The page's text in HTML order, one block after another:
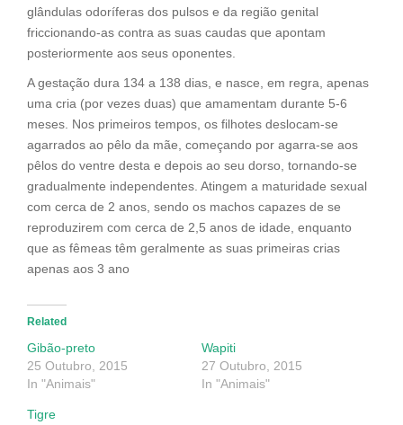
glândulas odoríferas dos pulsos e da região genital
friccionando-as contra as suas caudas que apontam
posteriormente aos seus oponentes.
A gestação dura 134 a 138 dias, e nasce, em regra, apenas
uma cria (por vezes duas) que amamentam durante 5-6
meses. Nos primeiros tempos, os filhotes deslocam-se
agarrados ao pêlo da mãe, começando por agarra-se aos
pêlos do ventre desta e depois ao seu dorso, tornando-se
gradualmente independentes. Atingem a maturidade sexual
com cerca de 2 anos, sendo os machos capazes de se
reproduzirem com cerca de 2,5 anos de idade, enquanto
que as fêmeas têm geralmente as suas primeiras crias
apenas aos 3 ano
Related
Gibão-preto
25 Outubro, 2015
In "Animais"
Wapiti
27 Outubro, 2015
In "Animais"
Tigre